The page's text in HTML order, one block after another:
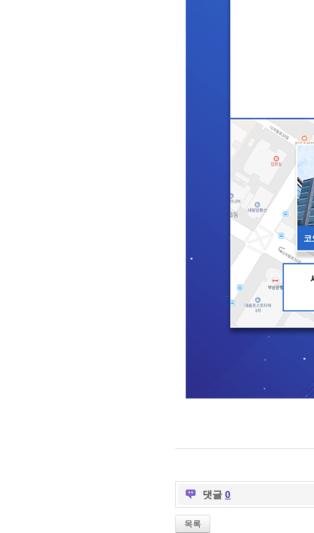
댓글 0
목록